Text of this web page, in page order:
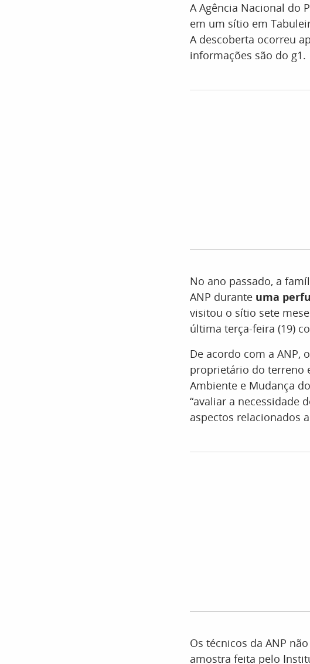
A Agência Nacional do
em um sítio em
A descoberta ocorreu
informações são do g1.
No ano passado, a
ANP durante uma
visitou o sítio sete
última terça-feira (19)
De acordo com a ANP,
proprietário do terreno
Ambiente e Mudança
“avaliar a necessidade
aspectos relacionados
Os técnicos da ANP
amostra feita pelo